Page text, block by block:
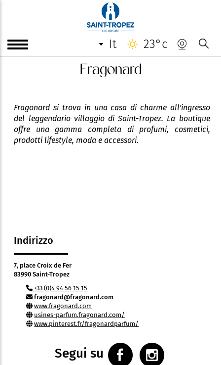
it 23°c
Fragonard
Fragonard si trova in una casa di charme all'ingresso
del leggendario villaggio di Saint-Tropez. La boutique
offre una gamma completa di profumi, cosmetici,
prodotti lifestyle, moda e accessori.
Indirizzo
7, place Croix de Fer
83990 Saint-Tropez
+33 (0)4 94 56 15 15
fragonard@fragonard.com
www.fragonard.com
usines-parfum.fragonard.com/
www.pinterest.fr/fragonardparfum/
Segui su